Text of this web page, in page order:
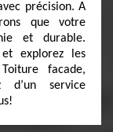
précision. A
que votre
et durable.
explorez les
facade,
d’un service